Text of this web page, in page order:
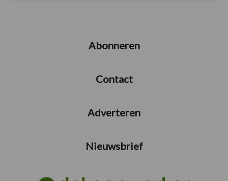
Abonneren
Contact
Adverteren
Nieuwsbrief